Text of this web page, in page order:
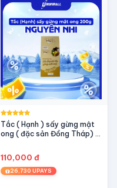
Tắc ( Hạnh ) sấy gừng mật
ong ( đặc sản Đồng Tháp) -
110,000 đ
26,730 UPAYS